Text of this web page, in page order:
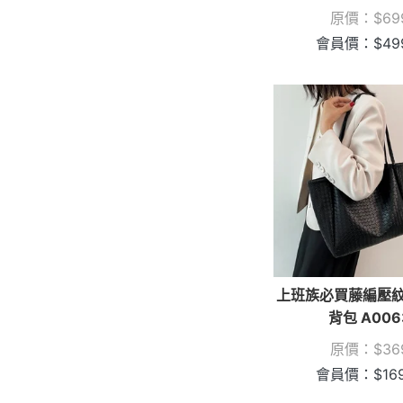
原價： $
會員價： $
上班族必買藤編壓
背包
原價： $
會員價： $